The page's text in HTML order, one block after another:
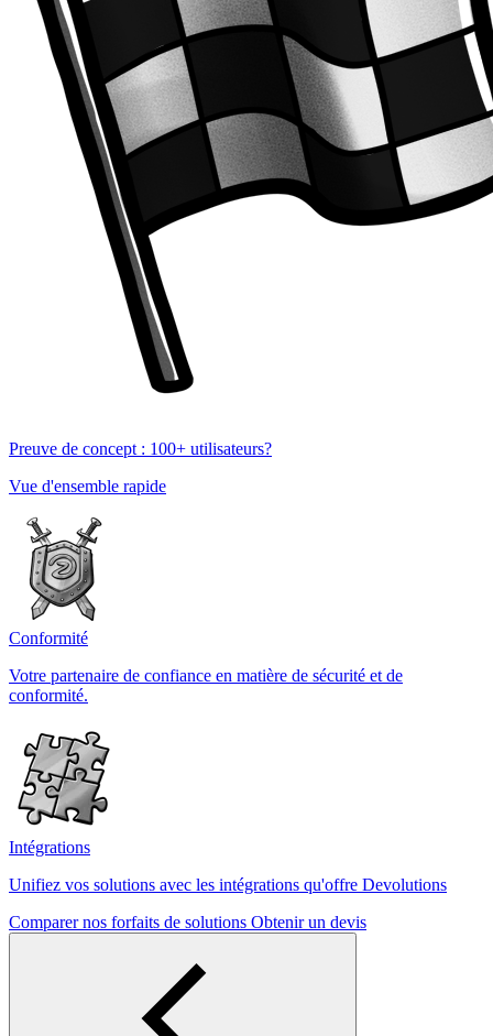
Preuve de concept : 100+ utilisateurs?
Vue d'ensemble rapide
Conformité
Votre partenaire de confiance en matière de sécurité et de
conformité.
Intégrations
Unifiez vos solutions avec les intégrations qu'offre Devolutions
Comparer nos forfaits de solutions Obtenir un devis